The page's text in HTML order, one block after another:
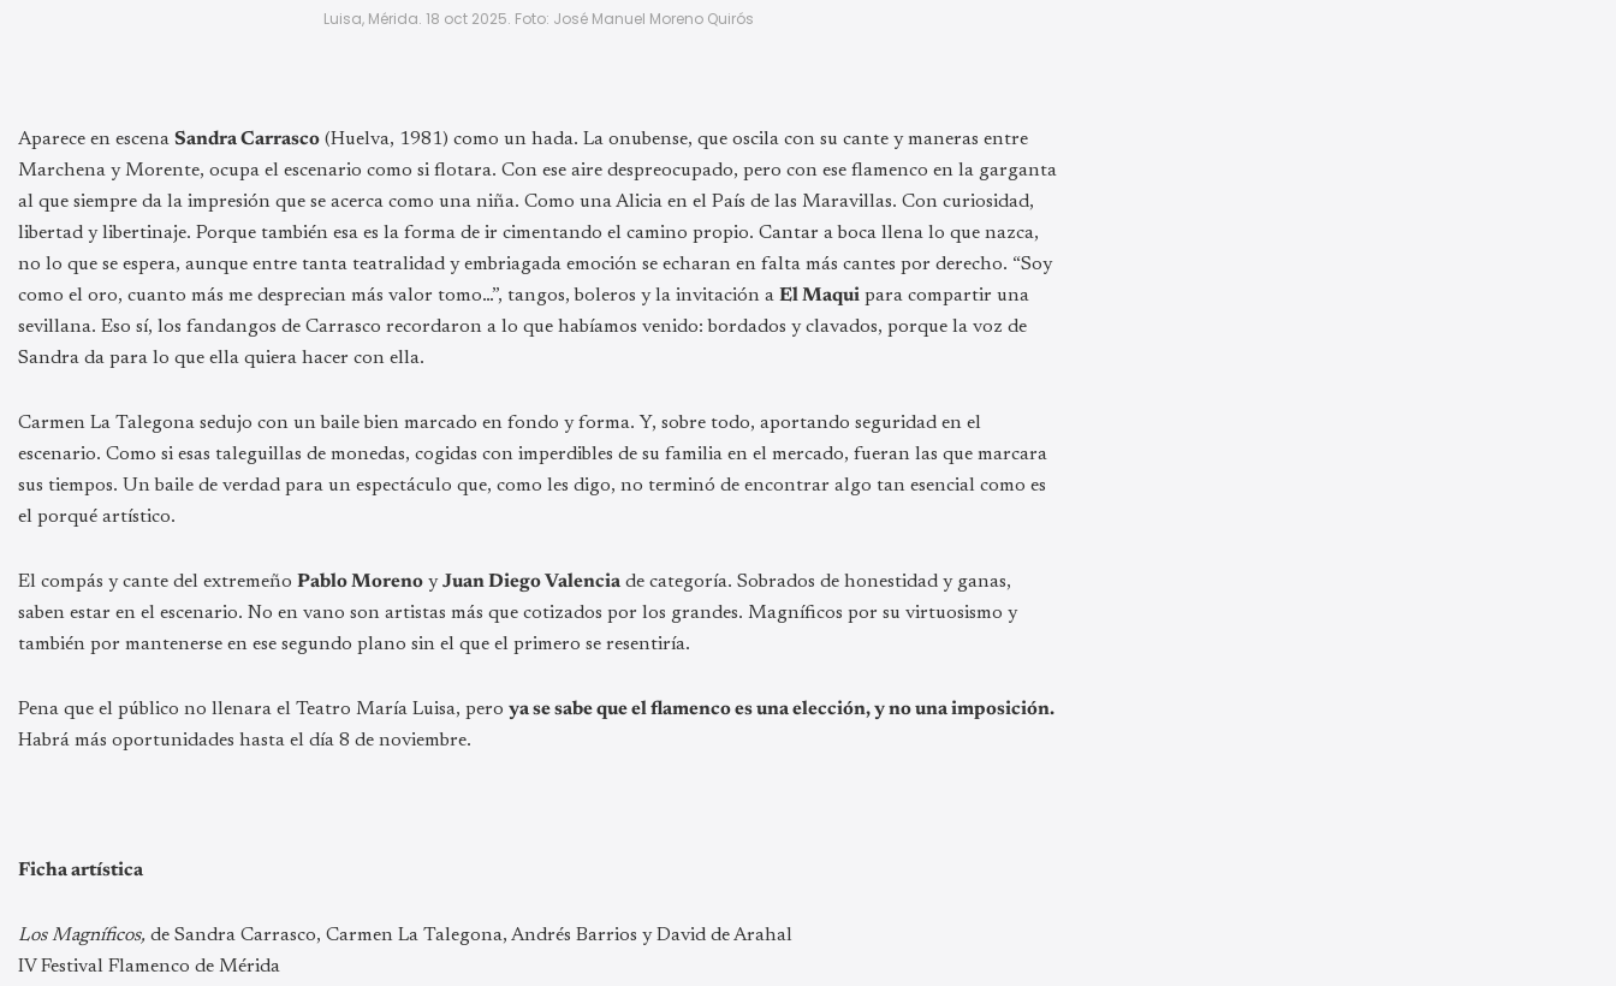
Luisa, Mérida. 18 oct 2025. Foto: José Manuel Moreno Quirós
Aparece en escena Sandra Carrasco (Huelva, 1981) como un hada. La onubense, que oscila con su cante y maneras entre
Marchena y Morente, ocupa el escenario como si flotara. Con ese aire despreocupado, pero con ese flamenco en la garganta
al que siempre da la impresión que se acerca como una niña. Como una Alicia en el País de las Maravillas. Con curiosidad,
libertad y libertinaje. Porque también esa es la forma de ir cimentando el camino propio. Cantar a boca llena lo que nazca,
no lo que se espera, aunque entre tanta teatralidad y embriagada emoción se echaran en falta más cantes por derecho. “Soy
como el oro, cuanto más me desprecian más valor tomo…”, tangos, boleros y la invitación a El Maqui para compartir una
sevillana. Eso sí, los fandangos de Carrasco recordaron a lo que habíamos venido: bordados y clavados, porque la voz de
Sandra da para lo que ella quiera hacer con ella.
Carmen La Talegona sedujo con un baile bien marcado en fondo y forma. Y, sobre todo, aportando seguridad en el
escenario. Como si esas taleguillas de monedas, cogidas con imperdibles de su familia en el mercado, fueran las que marcara
sus tiempos. Un baile de verdad para un espectáculo que, como les digo, no terminó de encontrar algo tan esencial como es
el porqué artístico.
El compás y cante del extremeño Pablo Moreno yJuan Diego Valencia de categoría. Sobrados de honestidad y ganas,
saben estar en el escenario. No en vano son artistas más que cotizados por los grandes. Magníficos por su virtuosismo y
también por mantenerse en ese segundo plano sin el que el primero se resentiría.
Pena que el público no llenara el Teatro María Luisa, pero ya se sabe que el flamenco es una elección, y no una imposición.
Habrá más oportunidades hasta el día 8 de noviembre.
Ficha artística
Los Magníficos, de Sandra Carrasco, Carmen La Talegona, Andrés Barrios y David de Arahal
IV Festival Flamenco de Mérida